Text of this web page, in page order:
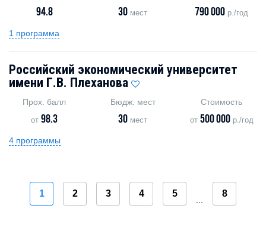
94.8 30 мест 790 000 р./год
1 программа
Российский экономический университет
имени Г.В. Плеханова
Прох. балл
от98.3
Бюдж. мест
30 мест
Стоимость
от 500 000р./год
4 программы
1 2 3 4 5 8